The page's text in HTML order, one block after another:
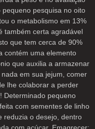
pesquisa no oito
o metabolismo em 13%
também certa agradável
que tem cerca de 90%
contém uma elemento
que auxilia a armazenar
em sua jejum, comer
lhe colaborar a perder
Determinado pequeno
com sementes de linho
reduzia o desejo, dentro
com açúcar. Emagrecer: